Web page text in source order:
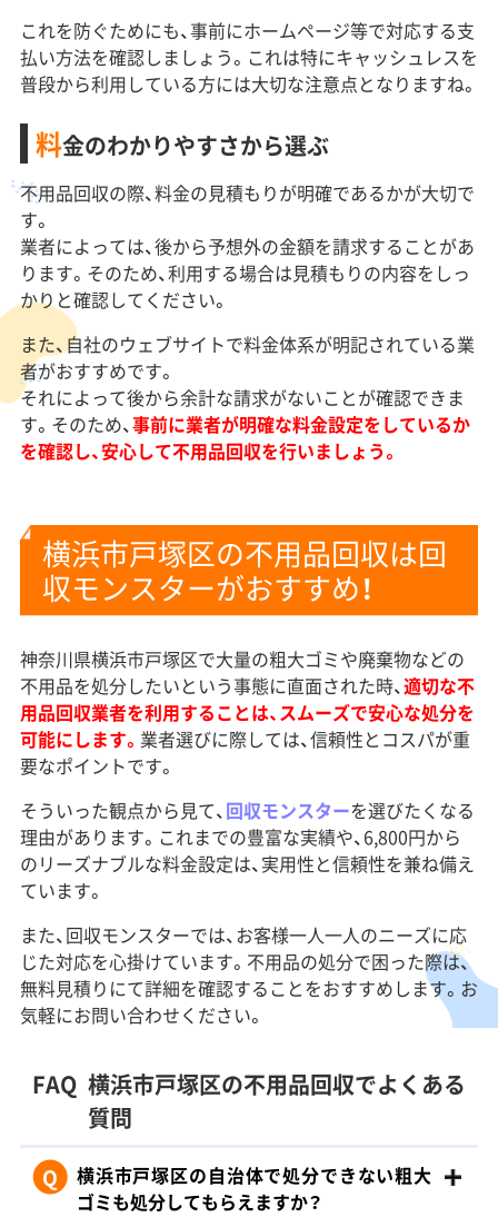
これを防ぐためにも、事前にホームページ等で対応する支
払い方法を確認しましょう。これは特にキャッシュレスを
普段から利用している方には大切な注意点となりますね。
料金のわかりやすさから選ぶ
不用品回収の際、料金の見積もりが明確であるかが大切で
す。
業者によっては、後から予想外の金額を請求することがあ
ります。そのため、利用する場合は見積もりの内容をしっ
かりと確認してください。
また、自社のウェブサイトで料金体系が明記されている業
者がおすすめです。
それによって後から余計な請求がないことが確認できま
す。そのため、事前に業者が明確な料金設定をしているか
を確認し、安心して不用品回収を行いましょう。
横浜市戸塚区の不用品回収は回
収モンスターがおすすめ！
神奈川県横浜市戸塚区で大量の粗大ゴミや廃棄物などの
不用品を処分したいという事態に直面された時、適切な不
用品回収業者を利用することは、スムーズで安心な処分を
可能にします。 業者選びに際しては、信頼性とコスパが重
要なポイントです。
そういった観点から見て、回収モンスターを選びたくなる
理由があります。これまでの豊富な実績や、6,800円から
のリーズナブルな料金設定は、実用性と信頼性を兼ね備え
ています。
また、回収モンスターでは、お客様一人一人のニーズに応
じた対応を心掛けています。不用品の処分で困った際は、
無料見積りにて詳細を確認することをおすすめします。 お
気軽にお問い合わせください。
FAQ 横浜市戸塚区の不用品回収でよくある
質問
Q
横浜市戸塚区の自治体で処分できない粗大
ゴミも処分してもらえますか？